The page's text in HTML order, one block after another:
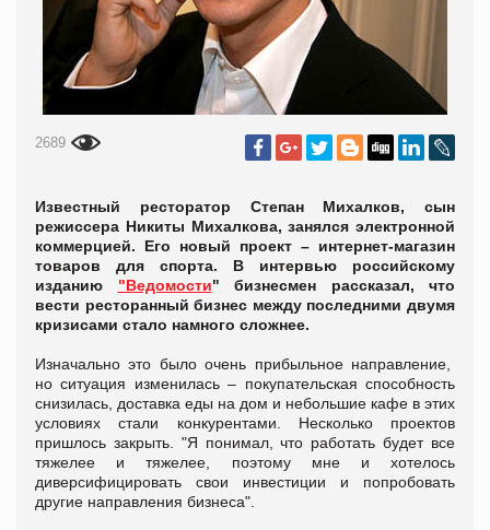
2689
Известный ресторатор Степан Михалков, сын
режиссера Никиты Михалкова, занялся электронной
коммерцией. Его новый проект – интернет-магазин
товаров для спорта. В интервью российскому
изданию "Ведомости" бизнесмен рассказал, что
вести ресторанный бизнес между последними двумя
кризисами стало намного сложнее.
Изначально это было очень прибыльное направление,
но ситуация изменилась – покупательская способность
снизилась, доставка еды на дом и небольшие кафе в этих
условиях стали конкурентами. Несколько проектов
пришлось закрыть. "Я понимал, что работать будет все
тяжелее и тяжелее, поэтому мне и хотелось
диверсифицировать свои инвестиции и попробовать
другие направления бизнеса".